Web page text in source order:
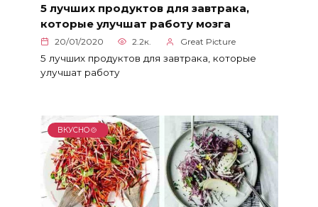
5 лучших продуктов для завтрака,
которые улучшат работу мозга
20/01/2020 2.2к. Great Picture
5 лучших продуктов для завтрака, которые
улучшат работу
ВКУСНО🍲